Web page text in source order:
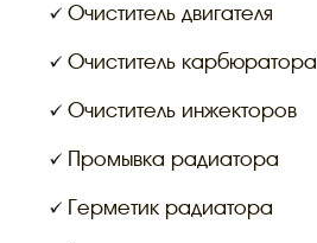
Очиститель двигателя
Очиститель карбюратора
Очиститель инжекторов
Промывка радиатора
Герметик радиатора